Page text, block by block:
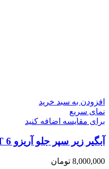
افزودن به سبد خرید
نمای سریع
برای مقایسه اضافه کنید
آبگیر زیر سپر جلو آریزو 6 GT
8,000,000 تومان